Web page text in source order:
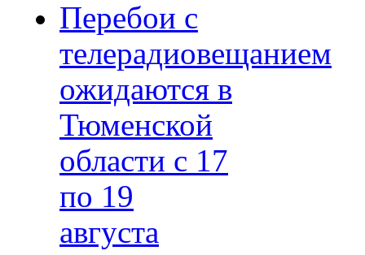
Перебои с
телерадиовещанием
ожидаются в
Тюменской
области с 17
по 19
августа